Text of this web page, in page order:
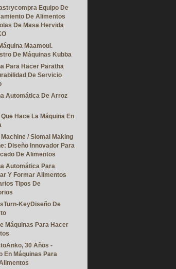
Equipo De
De Alimentos
De Masa Hervida
Maamoul.
De Máquinas Kubba
Para Hacer Paratha
De Servicio
Automática De Arroz
Hace La Máquina En
/ Siomai Making
Diseño Innovador Para
De Alimentos
Automática Para
Y Formar Alimentos
Tipos De
KeyDiseño De
Máquinas Para Hacer
30 Años -
En Máquinas Para